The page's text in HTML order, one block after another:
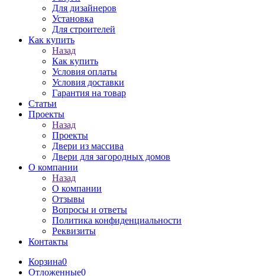
Для дизайнеров
Установка
Для строителей
Как купить
Назад
Как купить
Условия оплаты
Условия доставки
Гарантия на товар
Статьи
Проекты
Назад
Проекты
Двери из массива
Двери для загородных домов
О компании
Назад
О компании
Отзывы
Вопросы и ответы
Политика конфиденциальности
Реквизиты
Контакты
Корзина0
Отложенные0